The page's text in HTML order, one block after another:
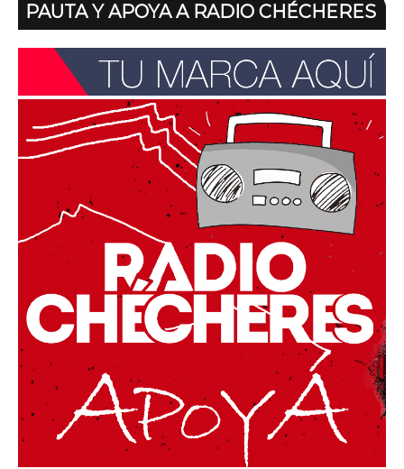
PAUTA Y APOYA A RADIO CHÉCHERES